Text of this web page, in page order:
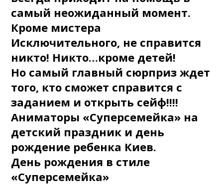
самый неожиданный момент.
Кроме мистера
Исключительного, не справится
никто! Никто…кроме детей!
Но самый главный сюрприз ждет
того, кто сможет справится с
заданием и открыть сейф!!!!
Аниматоры «Суперсемейка» на
детский праздник и день
рождение ребенка Киев.
День рождения в стиле
«Суперсемейка»